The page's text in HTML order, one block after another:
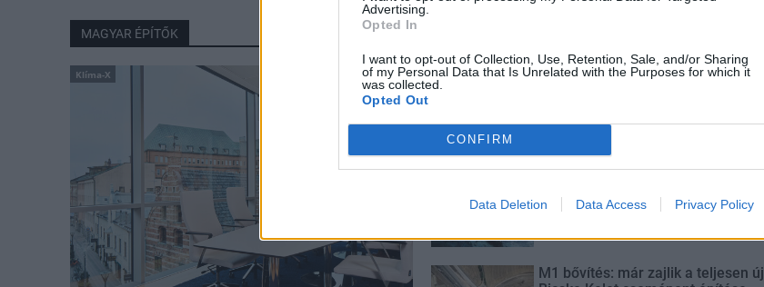
Advertising.
Opted In
I want to opt-out of Collection, Use, Retention, Sale, and/or Sharing
of my Personal Data that Is Unrelated with the Purposes for which it
was collected.
Opted Out
CONFIRM
Data Deletion Data Access Privacy Policy
MAGYAR ÉPÍTŐK
Klíma-X
Újragondolják Lipótváros rejtett,
Történelmi táj, amelynek minden
Angolkert
M1 bővítés: már zajlik a teljesen új